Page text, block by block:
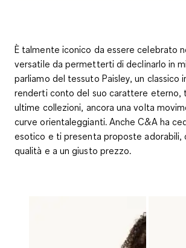
È talmente iconico da essere celebrato
versatile da permetterti di declinarlo in
parliamo del tessuto Paisley, un classico
renderti conto del suo carattere eterno,
ultime collezioni, ancora una volta
curve orientaleggianti. Anche C&A ha
esotico e ti presenta proposte adorabili,
qualità e a un giusto prezzo.